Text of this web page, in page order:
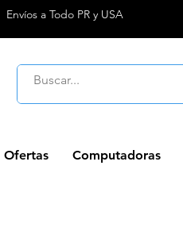
Envíos a Todo PR y USA
Ofertas Computadoras